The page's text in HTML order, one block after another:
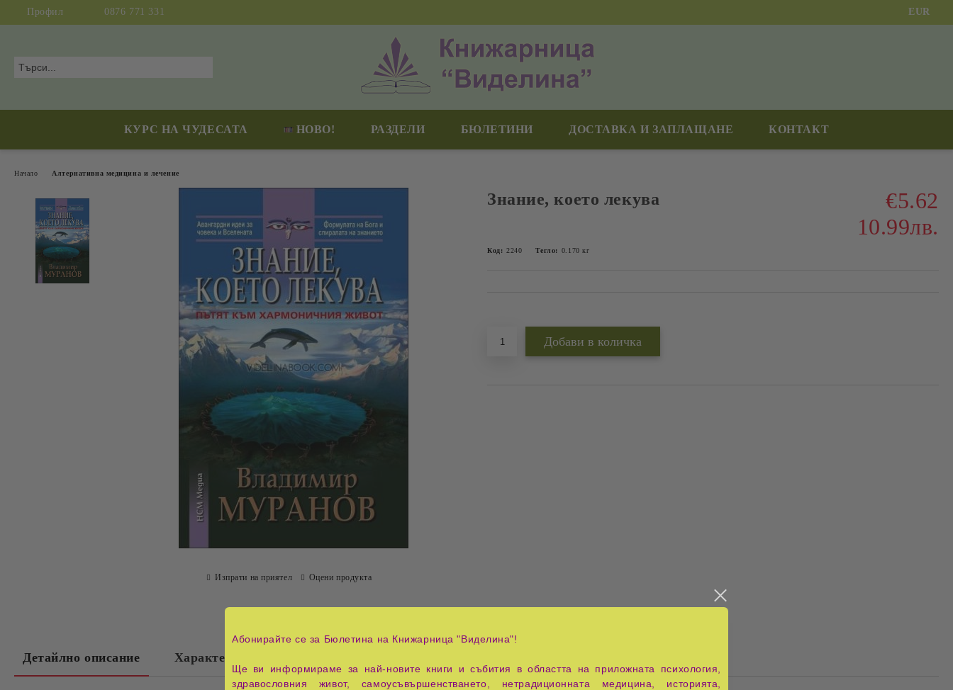
Профил 0876 771 331 EUR
КУРС НА ЧУДЕСАТА НОВО! РАЗДЕЛИ БЮЛЕТИНИ ДОСТАВКА И ЗАПЛАЩАНЕ КОНТАКТ
Начало Алтернативна медицина и лечение
Знание, което лекува
€5.62
10.99лв.
Код: 2240 Тегло: 0.170 кг
Изпрати на приятел Оцени продукта
Детайлно описание Характеристики
Абонирайте се за Бюлетина на Книжарница "Виделина"!
Ще ви информираме за най-новите книги и събития в областта на приложната психология,
здравословния живот, самоусъвършенстването, нетрадиционната медицина, историята,